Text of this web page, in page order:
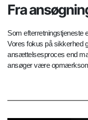
Fra
Som efterretningstjeneste
Vores fokus på sikkerhed
ansættelsesproces end
ansøger være